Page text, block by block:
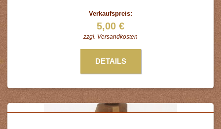
Verkaufspreis:
5,00 €
zzgl. Versandkosten
DETAILS